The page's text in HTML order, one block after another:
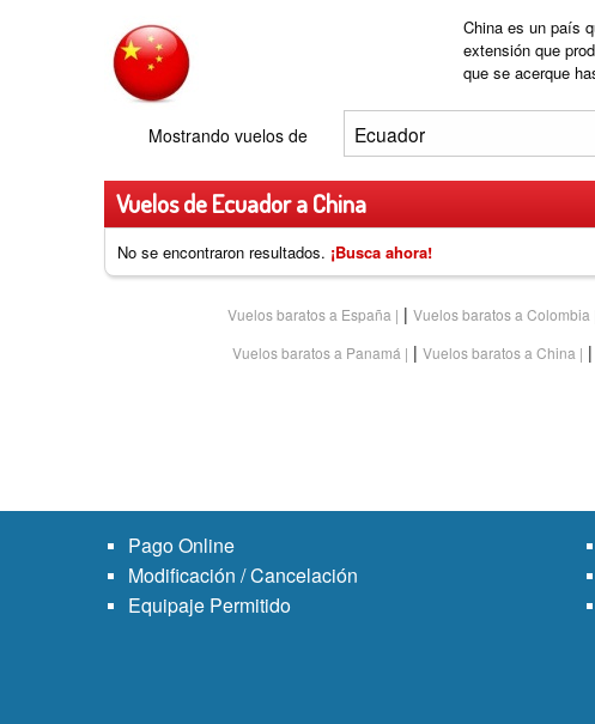
China es un país
extensión que
que se acerque
Mostrando vuelos de
Vuelos de Ecuador a China
No se encontraron resultados. ¡Busca ahora!
Vuelos baratos a España | Vuelos baratos a Colombia
Vuelos baratos a Panamá | Vuelos baratos a China |
Pago Online
Modificación / Cancelación
Equipaje Permitido